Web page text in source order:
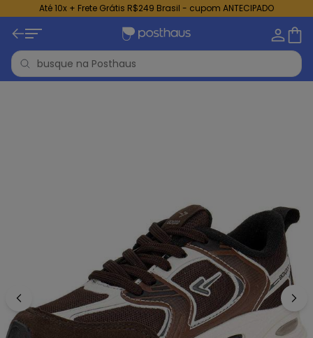
Até 10x + Frete Grátis R$249 Brasil - cupom ANTECIPADO